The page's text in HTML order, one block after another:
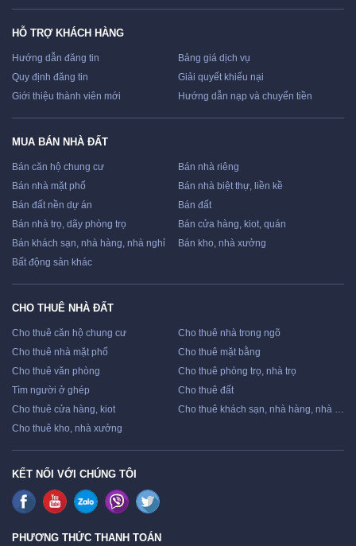
HỖ TRỢ KHÁCH HÀNG
Hướng dẫn đăng tin
Bảng giá dịch vụ
Quy định đăng tin
Giải quyết khiếu nại
Giới thiệu thành viên mới
Hướng dẫn nạp và chuyển tiền
MUA BÁN NHÀ ĐẤT
Bán căn hộ chung cư
Bán nhà riêng
Bán nhà mặt phố
Bán nhà biệt thự, liền kề
Bán đất nền dự án
Bán đất
Bán nhà trọ, dãy phòng trọ
Bán cửa hàng, kiot, quán
Bán khách sạn, nhà hàng, nhà nghỉ
Bán kho, nhà xưởng
Bất động sản khác
CHO THUÊ NHÀ ĐẤT
Cho thuê căn hộ chung cư
Cho thuê nhà trong ngõ
Cho thuê nhà mặt phố
Cho thuê mặt bằng
Cho thuê văn phòng
Cho thuê phòng trọ, nhà trọ
Tìm người ở ghép
Cho thuê đất
Cho thuê cửa hàng, kiot
Cho thuê khách sạn, nhà hàng, nhà nghỉ
Cho thuê kho, nhà xưởng
KẾT NỐI VỚI CHÚNG TÔI
PHƯƠNG THỨC THANH TOÁN